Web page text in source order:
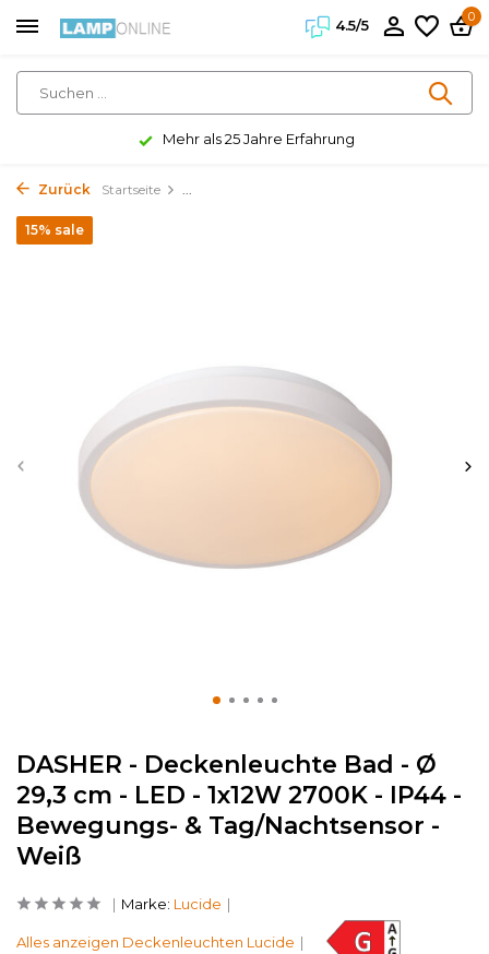
4.5/5
0
Mehr als 25 Jahre Erfahrung
Zurück Startseite ...
DASHER - Deckenleuchte Bad - Ø
29,3 cm - LED - 1x12W 2700K - IP44 -
Bewegungs- & Tag/Nachtsensor -
Weiß
15% sale
Marke: Lucide
Alles anzeigen Deckenleuchten Lucide